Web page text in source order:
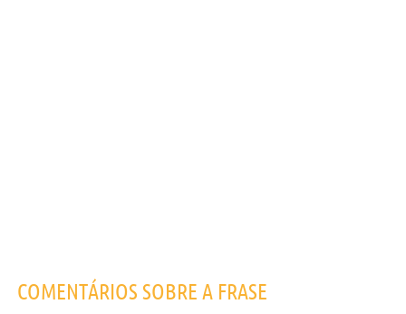
COMENTÁRIOS SOBRE A FRASE